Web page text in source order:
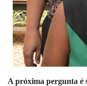
A próxima pergunta é